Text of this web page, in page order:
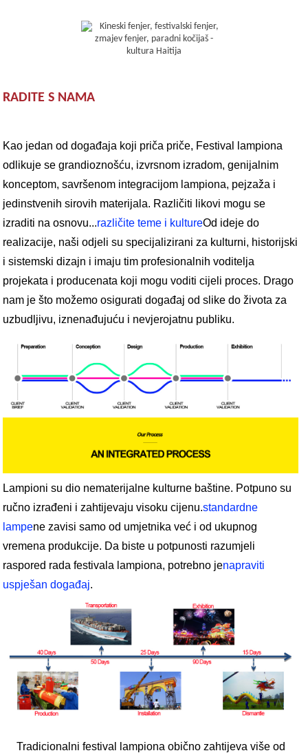
RADITE S NAMA
Kao jedan od događaja koji priča priče, Festival lampiona
odlikuje se grandioznošću, izvrsnom izradom, genijalnim
konceptom, savršenom integracijom lampiona, pejzaža i
jedinstvenih sirovih materijala. Različiti likovi mogu se
izraditi na osnovu...različite teme i kultureOd ideje do
realizacije, naši odjeli su specijalizirani za kulturni, historijski
i sistemski dizajn i imaju tim profesionalnih voditelja
projekata i producenata koji mogu voditi cijeli proces. Drago
nam je što možemo osigurati događaj od slike do života za
uzbudljivu, iznenađujuću i nevjerojatnu publiku.
Lampioni su dio nematerijalne kulturne baštine. Potpuno su
ručno izrađeni i zahtijevaju visoku cijenu.standardne
lampene zavisi samo od umjetnika već i od ukupnog
vremena produkcije. Da biste u potpunosti razumjeli
raspored rada festivala lampiona, potrebno jenapraviti
uspješan događaj.
Tradicionalni festival lampiona obično zahtijeva više od